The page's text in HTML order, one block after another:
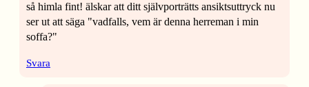
så himla fint! älskar att ditt självporträtts ansiktsuttryck nu
ser ut att säga "vadfalls, vem är denna herreman i min
soffa?"
Svara